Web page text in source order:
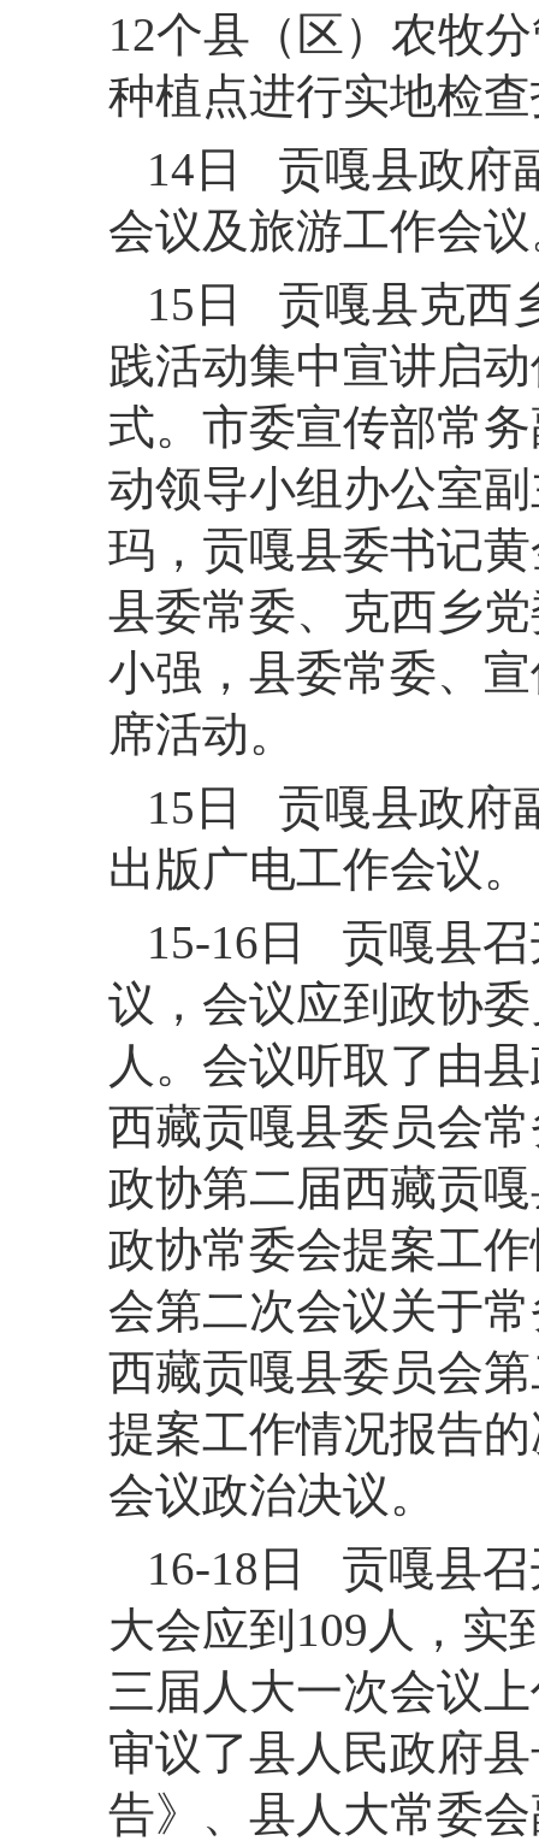
12个县（区）农牧
种植点进行实地检
14日 贡嘎县政府
会议及旅游工作会
15日 贡嘎县克西
践活动集中宣讲启
式。市委宣传部常
动领导小组办公室
玛，贡嘎县委书记
县委常委、克西乡
小强，县委常委、
席活动。
15日 贡嘎县政府
出版广电工作会议。
15-16日 贡嘎县
议，会议应到政协
人。会议听取了由
西藏贡嘎县委员会
政协第二届西藏贡
政协常委会提案工
会第二次会议关于
西藏贡嘎县委员会
提案工作情况报告
会议政治决议。
16-18日 贡嘎县
大会应到109人，实
三届人大一次会议
审议了县人民政府
告》、县人大常委